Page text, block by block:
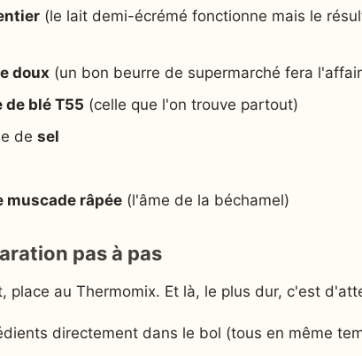
(le lait demi-écrémé fonctionne mais le
doux (un bon beurre de supermarché fera
de blé T55 (celle que l'on trouve partout)
de sel
muscade râpée (l'âme de la béchamel)
pas à pas
place au Thermomix. Et là, le plus dur, c'est
directement dans le bol (tous en même